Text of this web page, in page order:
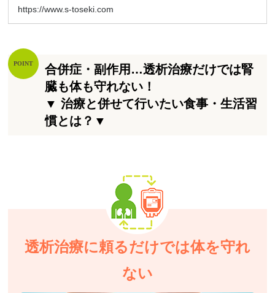
https://www.s-toseki.com
合併症・副作用…透析治療だけでは腎
臓も体も守れない！
▼ 治療と併せて行いたい食事・生活習
慣とは？▼
透析治療に頼るだけでは体を守れ
ない